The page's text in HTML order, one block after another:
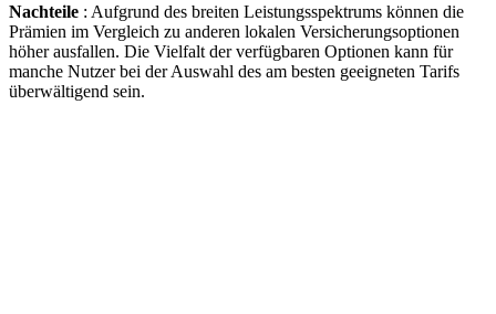
Nachteile : Aufgrund des breiten Leistungsspektrums können die
Prämien im Vergleich zu anderen lokalen Versicherungsoptionen
höher ausfallen. Die Vielfalt der verfügbaren Optionen kann für
manche Nutzer bei der Auswahl des am besten geeigneten Tarifs
überwältigend sein.